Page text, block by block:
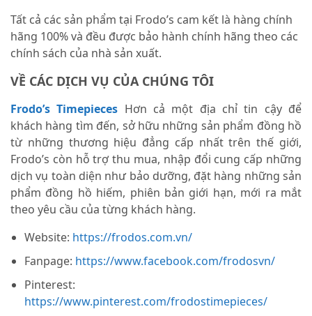
Tất cả các sản phẩm tại Frodo’s cam kết là hàng chính
hãng 100% và đều được bảo hành chính hãng theo các
chính sách của nhà sản xuất.
VỀ CÁC DỊCH VỤ CỦA CHÚNG TÔI
Frodo’s Timepieces Hơn cả một địa chỉ tin cậy để
khách hàng tìm đến, sở hữu những sản phẩm đồng hồ
từ những thương hiệu đẳng cấp nhất trên thế giới,
Frodo’s còn hỗ trợ thu mua, nhập đổi cung cấp những
dịch vụ toàn diện như bảo dưỡng, đặt hàng những sản
phẩm đồng hồ hiếm, phiên bản giới hạn, mới ra mắt
theo yêu cầu của từng khách hàng.
Website: https://frodos.com.vn/
Fanpage: https://www.facebook.com/frodosvn/
Pinterest:
https://www.pinterest.com/frodostimepieces/